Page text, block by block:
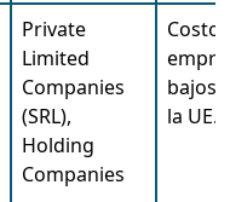
Private
Limited
Companies
(SRL),
Holding
Companies
Costos
bajos,
la UE.